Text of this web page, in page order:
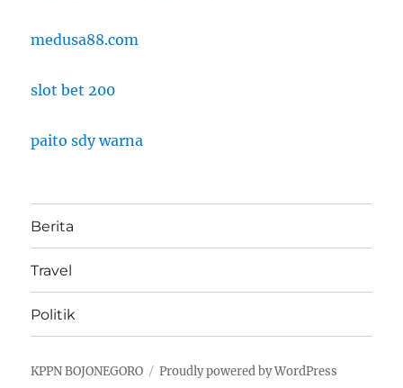
medusa88.com
slot bet 200
paito sdy warna
Berita
Travel
Politik
KPPN BOJONEGORO Proudly powered by WordPress